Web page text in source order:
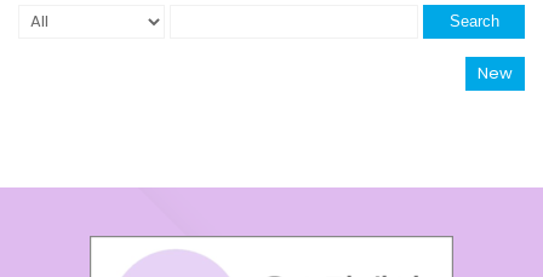
Search
New